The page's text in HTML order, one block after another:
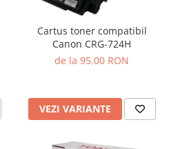
Cartus toner compatibil
Canon CRG-724H
de la 95,00 RON
VEZI VARIANTE